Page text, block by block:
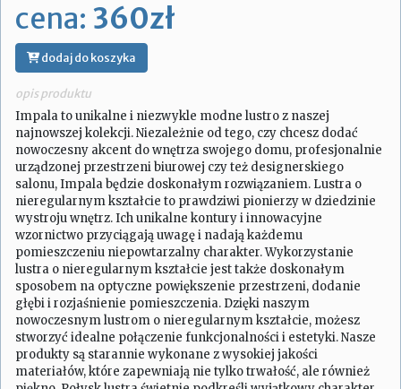
cena: 360zł
dodaj do koszyka
opis produktu
Impala to unikalne i niezwykle modne lustro z naszej
najnowszej kolekcji. Niezależnie od tego, czy chcesz dodać
nowoczesny akcent do wnętrza swojego domu, profesjonalnie
urządzonej przestrzeni biurowej czy też designerskiego
salonu, Impala będzie doskonałym rozwiązaniem. Lustra o
nieregularnym kształcie to prawdziwi pionierzy w dziedzinie
wystroju wnętrz. Ich unikalne kontury i innowacyjne
wzornictwo przyciągają uwagę i nadają każdemu
pomieszczeniu niepowtarzalny charakter. Wykorzystanie
lustra o nieregularnym kształcie jest także doskonałym
sposobem na optyczne powiększenie przestrzeni, dodanie
głębi i rozjaśnienie pomieszczenia. Dzięki naszym
nowoczesnym lustrom o nieregularnym kształcie, możesz
stworzyć idealne połączenie funkcjonalności i estetyki. Nasze
produkty są starannie wykonane z wysokiej jakości
materiałów, które zapewniają nie tylko trwałość, ale również